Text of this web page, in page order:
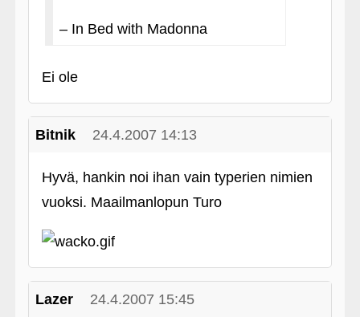
– In Bed with Madonna
Ei ole
Bitnik 24.4.2007 14:13
Hyvä, hankin noi ihan vain typerien nimien
vuoksi. Maailmanlopun Turo
Lazer 24.4.2007 15:45